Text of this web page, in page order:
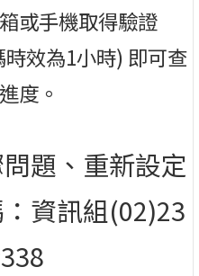
或手機取得驗證
效為1小時) 即可查
度。
題、重新設定
資訊組(02)23